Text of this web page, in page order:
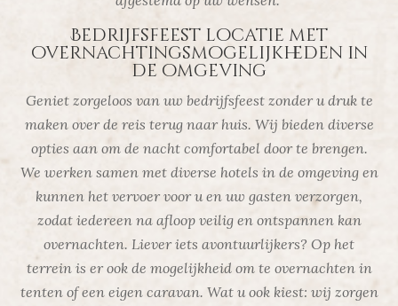
Bedrijfsfeest locatie met
overnachtingsmogelijkheden in
de omgeving
Geniet zorgeloos van uw bedrijfsfeest zonder u druk te
maken over de reis terug naar huis. Wij bieden diverse
opties aan om de nacht comfortabel door te brengen.
We werken samen met diverse hotels in de omgeving en
kunnen het vervoer voor u en uw gasten verzorgen,
zodat iedereen na afloop veilig en ontspannen kan
overnachten. Liever iets avontuurlijkers? Op het
terrein is er ook de mogelijkheid om te overnachten in
tenten of een eigen caravan. Wat u ook kiest: wij zorgen